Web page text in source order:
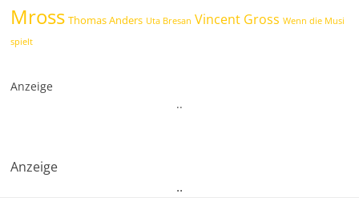
Mross Thomas Anders Uta Bresan Vincent Gross Wenn die Musi
spielt
Anzeige
..
Anzeige
..